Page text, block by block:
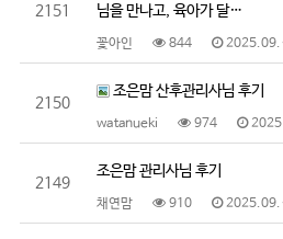
2151
님을 만나고, 육아가 달…
꽃아인 844 2025.09.29
2150
조은맘 산후관리사님 후기
watanueki 974 2025.09.18
2149
조은맘 관리사님 후기
채연맘 910 2025.09.15